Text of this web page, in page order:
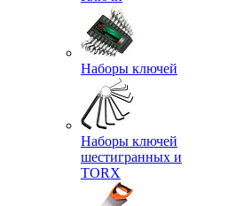
Наборы ключей
Наборы ключей
шестигранных и
TORX